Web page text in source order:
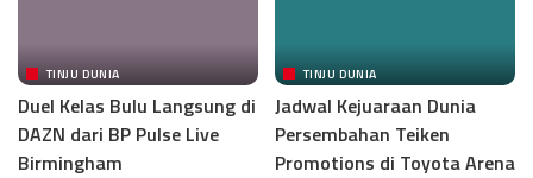
TINJU DUNIA
Duel Kelas Bulu Langsung di
DAZN dari BP Pulse Live
Birmingham
TINJU DUNIA
Jadwal Kejuaraan Dunia
Persembahan Teiken
Promotions di Toyota Arena